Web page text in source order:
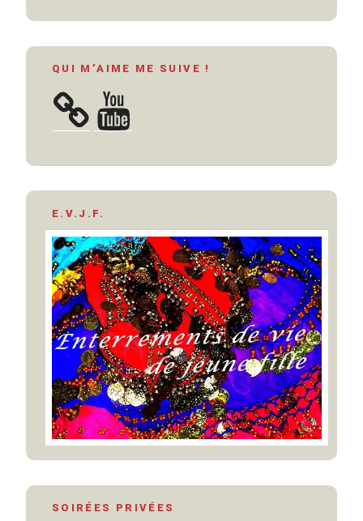
QUI M’AIME ME SUIVE !
YouTube
E.V.J.F.
SOIRÉES PRIVÉES